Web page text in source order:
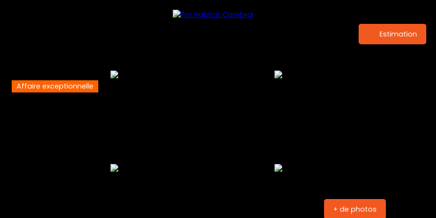
Estimation
Affaire exceptionnelle
+ de photos